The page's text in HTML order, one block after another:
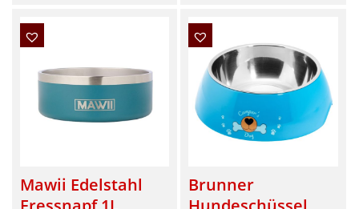
Mawii Edelstahl
Brunner